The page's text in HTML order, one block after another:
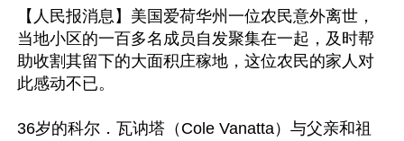
【人民报消息】美国爱荷华州一位农民意外离世，
当地小区的一百多名成员自发聚集在一起，及时帮
助收割其留下的大面积庄稼地，这位农民的家人对
此感动不已。
36岁的科尔．瓦讷塔（Cole Vanatta）与父亲和祖